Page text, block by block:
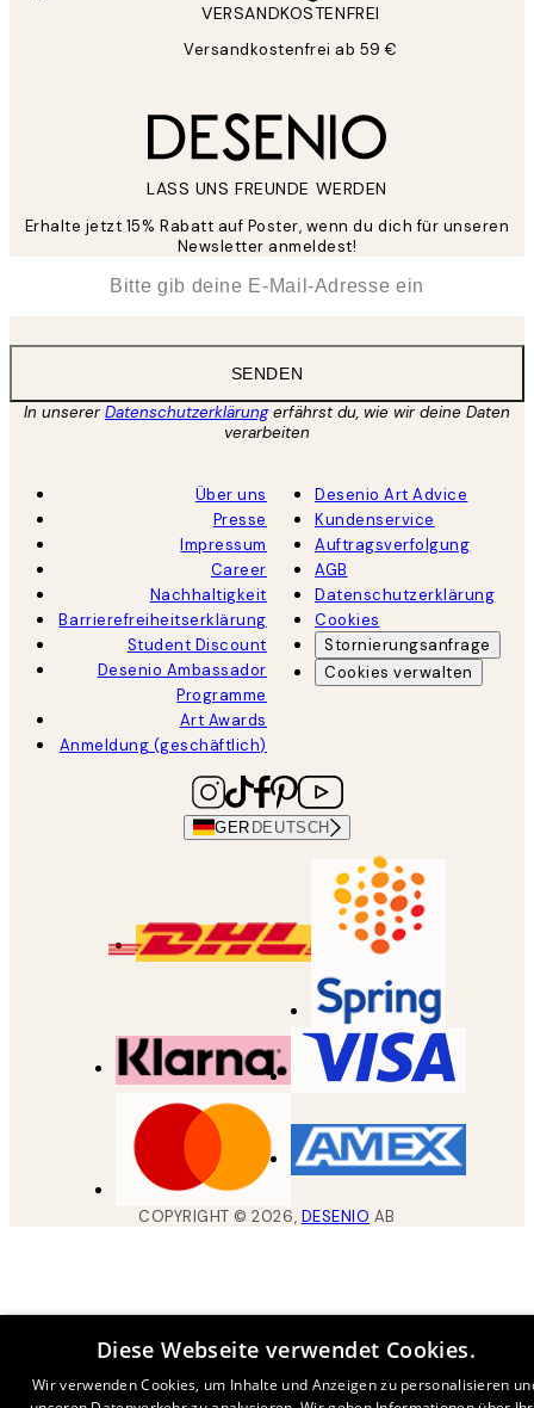
VERSANDKOSTENFREI
Versandkostenfrei ab 59 €
LASS UNS FREUNDE WERDEN
Erhalte jetzt 15% Rabatt auf Poster, wenn du dich für unseren
Newsletter anmeldest!
SENDEN
In unsererDatenschutzerklärungerfährst du, wie wir deine Daten
verarbeiten
Über uns
Presse
Impressum
Career
Nachhaltigkeit
Barrierefreiheitserklärung
Student Discount
Desenio Ambassador
Programme
Art Awards
Anmeldung (geschäftlich)
Desenio Art Advice
Kundenservice
Auftragsverfolgung
AGB
Datenschutzerklärung
Cookies
Stornierungsanfrage
Cookies verwalten
GER DEUTSCH
COPYRIGHT ©2026, DESENIO AB
Diese Webseite verwendet Cookies.
Wir verwenden Cookies, um Inhalte und Anzeigen zu personalisieren